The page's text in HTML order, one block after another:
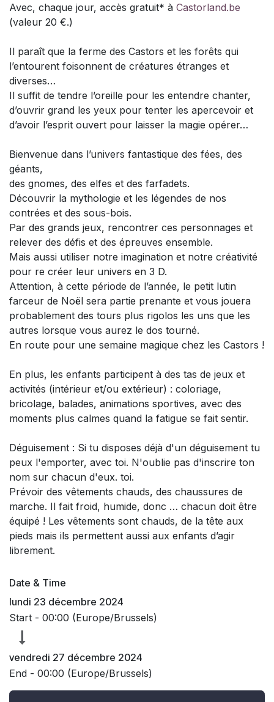
Avec, chaque jour, accès gratuit* à Castorland.be
(valeur 20 €.)
Il paraît que la ferme des Castors et les forêts qui
l’entourent foisonnent de créatures étranges et
diverses…
Il suffit de tendre l’oreille pour les entendre chanter,
d’ouvrir grand les yeux pour tenter les apercevoir et
d’avoir l’esprit ouvert pour laisser la magie opérer…
Bienvenue dans l’univers fantastique des fées, des
géants,
des gnomes, des elfes et des farfadets.
Découvrir la mythologie et les légendes de nos
contrées et des sous-bois.
Par des grands jeux, rencontrer ces personnages et
relever des défis et des épreuves ensemble.
Mais aussi utiliser notre imagination et notre créativité
pour re créer leur univers en 3 D.
Attention, à cette période de l’année, le petit lutin
farceur de Noël sera partie prenante et vous jouera
probablement des tours plus rigolos les uns que les
autres lorsque vous aurez le dos tourné.
En route pour une semaine magique chez les Castors !
En plus, les enfants participent à des tas de jeux et
activités (intérieur et/ou extérieur) : coloriage,
bricolage, balades, animations sportives, avec des
moments plus calmes quand la fatigue se fait sentir.
Déguisement : Si tu disposes déjà d'un déguisement tu
peux l'emporter, avec toi. N'oublie pas d'inscrire ton
nom sur chacun d'eux. toi.
Prévoir des vêtements chauds, des chaussures de
marche. Il fait froid, humide, donc … chacun doit être
équipé ! Les vêtements sont chauds, de la tête aux
pieds mais ils permettent aussi aux enfants d’agir
librement.
Date & Time
lundi 23 décembre 2024
Start - 00:00 (Europe/Brussels)
vendredi 27 décembre 2024
End - 00:00 (Europe/Brussels)